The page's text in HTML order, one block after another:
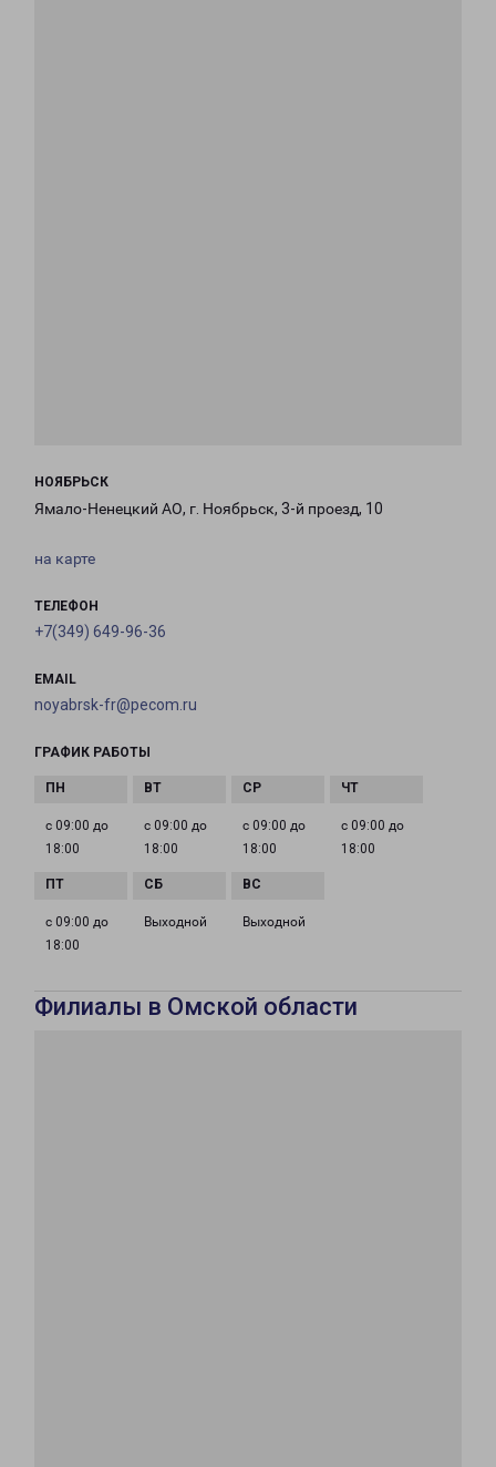
НОЯБРЬСК
Ямало-Ненецкий АО, г. Ноябрьск, 3-й проезд, 10
на карте
ТЕЛЕФОН
+7(349) 649-96-36
EMAIL
noyabrsk-fr@pecom.ru
ГРАФИК РАБОТЫ
с 09:00 до
18:00
с 09:00 до
18:00
с 09:00 до
18:00
с 09:00 до
18:00
с 09:00 до
18:00
Выходной Выходной
Филиалы в Омской области